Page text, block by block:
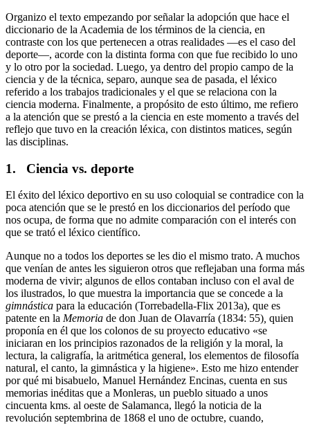
Organizo el texto empezando por señalar la adopción que hace el
diccionario de la Academia de los términos de la ciencia, en
contraste con los que pertenecen a otras realidades —es el caso del
deporte—, acorde con la distinta forma con que fue recibido lo uno
y lo otro por la sociedad. Luego, ya dentro del propio campo de la
ciencia y de la técnica, separo, aunque sea de pasada, el léxico
referido a los trabajos tradicionales y el que se relaciona con la
ciencia moderna. Finalmente, a propósito de esto último, me refiero
a la atención que se prestó a la ciencia en este momento a través del
reflejo que tuvo en la creación léxica, con distintos matices, según
las disciplinas.
1. Ciencia vs. deporte
El éxito del léxico deportivo en su uso coloquial se contradice con la
poca atención que se le prestó en los diccionarios del período que
nos ocupa, de forma que no admite comparación con el interés con
que se trató el léxico científico.
Aunque no a todos los deportes se les dio el mismo trato. A muchos
que venían de antes les siguieron otros que reflejaban una forma más
moderna de vivir; algunos de ellos contaban incluso con el aval de
los ilustrados, lo que muestra la importancia que se concede a la
gimnástica para la educación (Torrebadella-Flix 2013a), que es
patente en la Memoria de don Juan de Olavarría (1834: 55) quien
proponía en él que los colonos de su proyecto educativo «se
iniciaran en los principios razonados de la religión y la moral, la
lectura, la caligrafía, la aritmética general, los elementos de filosofía
natural, el canto, la gimnástica y la higiene». Esto me hizo entender
por qué mi bisabuelo, Manuel Hernández Encinas, cuenta en sus
memorias inéditas que a Monleras, un pueblo situado a unos
cincuenta kms. al oeste de Salamanca, llegó la noticia de la
revolución septembrina de 1868 el uno de octubre, cuando,